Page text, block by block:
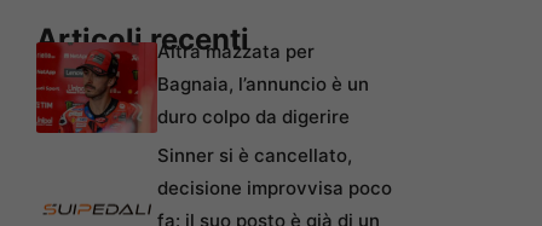
Articoli recenti
Altra mazzata per
Bagnaia, l’annuncio è un
duro colpo da digerire
Sinner si è cancellato,
decisione improvvisa poco
fa: il suo posto è già di un